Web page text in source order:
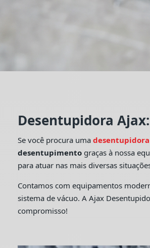
Desentupidora
Se você procura uma desentupidora
desentupimentograças à nossa
para atuar nas mais diversas
Contamos com equipamentos
sistema de vácuo. A Ajax
compromisso!